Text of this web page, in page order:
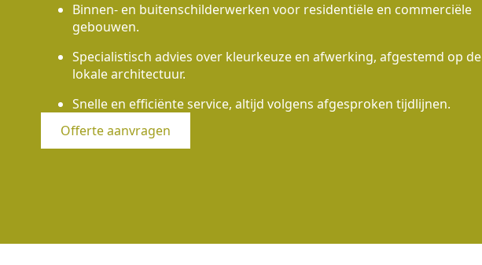
Binnen- en buitenschilderwerken voor residentiële en commerciële
gebouwen.
Specialistisch advies over kleurkeuze en afwerking, afgestemd op de
lokale architectuur.
Snelle en efficiënte service, altijd volgens afgesproken tijdlijnen.
Offerte aanvragen